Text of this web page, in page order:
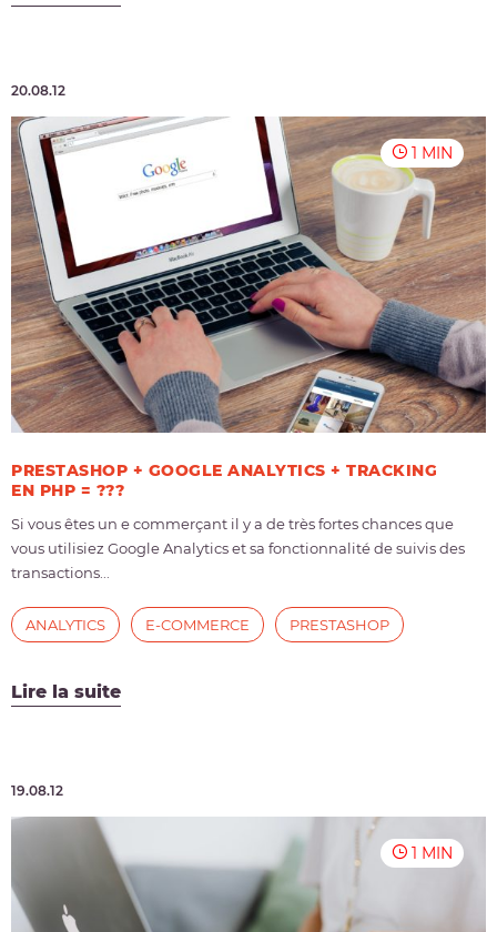
20.08.12
1 MIN
PRESTASHOP + GOOGLE ANALYTICS + TRACKING
EN PHP = ???
Si vous êtes un e commerçant il y a de très fortes chances que
vous utilisiez Google Analytics et sa fonctionnalité de suivis des
transactions...
Lire la suite
ANALYTICS E-COMMERCE PRESTASHOP
19.08.12
1 MIN